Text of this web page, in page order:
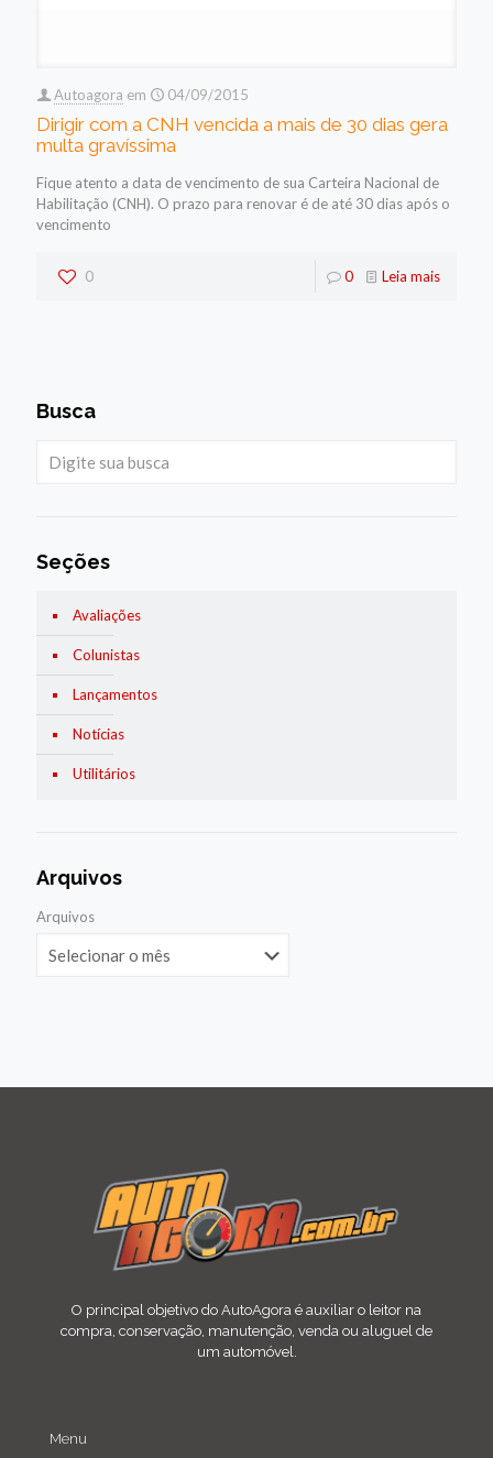
Autoagora em 04/09/2015
Dirigir com a CNH vencida a mais de 30 dias gera
multa gravíssima
Fique atento a data de vencimento de sua Carteira Nacional de
Habilitação (CNH). O prazo para renovar é de até 30 dias após o
vencimento
0 0 Leia mais
Busca
Seções
Avaliações
Colunistas
Lançamentos
Notícias
Utilitários
Arquivos
Arquivos
O principal objetivo do AutoAgora é auxiliar o leitor na
compra, conservação, manutenção, venda ou aluguel de
um automóvel.
Menu